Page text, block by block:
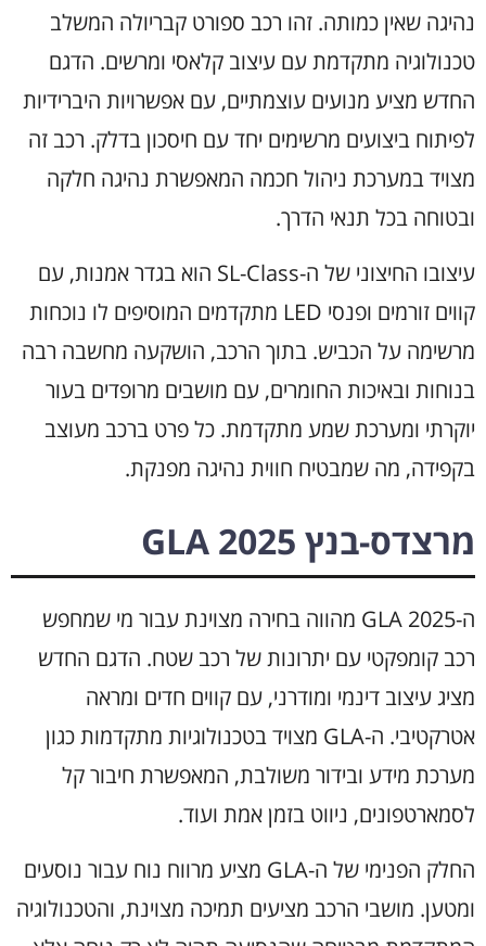
נהיגה שאין כמותה. זהו רכב ספורט קבריולה המשלב
טכנולוגיה מתקדמת עם עיצוב קלאסי ומרשים. הדגם
החדש מציע מנועים עוצמתיים, עם אפשרויות היברידיות
לפיתוח ביצועים מרשימים יחד עם חיסכון בדלק. רכב זה
מצויד במערכת ניהול חכמה המאפשרת נהיגה חלקה
ובטוחה בכל תנאי הדרך.
עיצובו החיצוני של ה-SL-Class הוא בגדר אמנות, עם
קווים זורמים ופנסי LED מתקדמים המוסיפים לו נוכחות
מרשימה על הכביש. בתוך הרכב, הושקעה מחשבה רבה
בנוחות ובאיכות החומרים, עם מושבים מרופדים בעור
יוקרתי ומערכת שמע מתקדמת. כל פרט ברכב מעוצב
בקפידה, מה שמבטיח חווית נהיגה מפנקת.
מרצדס-בנץ GLA 2025
ה-GLA 2025 מהווה בחירה מצוינת עבור מי שמחפש
רכב קומפקטי עם יתרונות של רכב שטח. הדגם החדש
מציג עיצוב דינמי ומודרני, עם קווים חדים ומראה
אטרקטיבי. ה-GLA מצויד בטכנולוגיות מתקדמות כגון
מערכת מידע ובידור משולבת, המאפשרת חיבור קל
לסמארטפונים, ניווט בזמן אמת ועוד.
החלק הפנימי של ה-GLA מציע מרווח נוח עבור נוסעים
ומטען. מושבי הרכב מציעים תמיכה מצוינת, והטכנולוגיה